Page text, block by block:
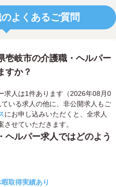
よくあるご質問
壱岐市の介護職・ヘルパー
すか？
求人は1件あります（2026年08月0
いる求人の他に、非公開求人もご
にお申し込みいただくと、全求人
せていただきます。
ヘルパー求人ではどのよう
取得実績あり